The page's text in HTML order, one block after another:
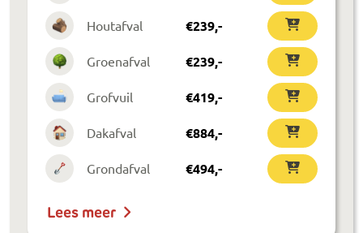
Houtafval €239,-
Groenafval €239,-
Grofvuil €419,-
Dakafval €884,-
Grondafval €494,-
Lees meer